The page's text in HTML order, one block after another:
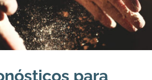
para